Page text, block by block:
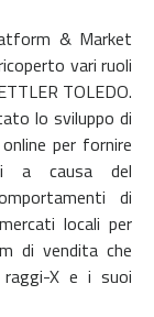
& Market
vari ruoli
TOLEDO.
lo sviluppo di
per fornire
a causa del
di
locali per
di vendita che
X e i suoi